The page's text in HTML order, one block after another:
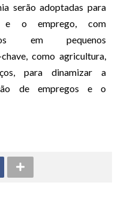
serão adoptadas para
e o emprego, com
em pequenos
como agricultura,
para dinamizar a
de empregos e o